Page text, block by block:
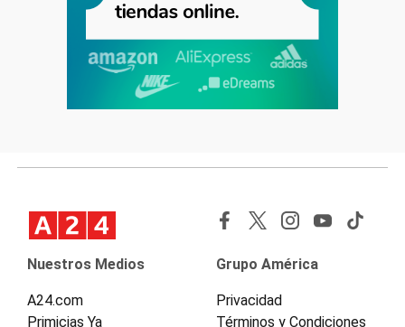
Nuestros Medios
A24.com
Primicias Ya
Grupo América
Privacidad
Términos y Condiciones